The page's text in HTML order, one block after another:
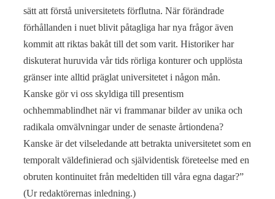
sätt att förstå universitetets förflutna. När förändrade
förhållanden i nuet blivit påtagliga har nya frågor även
kommit att riktas bakåt till det som varit. Historiker har
diskuterat huruvida vår tids rörliga konturer och upplösta
gränser inte alltid präglat universitetet i någon mån.
Kanske gör vi oss skyldiga till presentism
ochhemmablindhet när vi frammanar bilder av unika och
radikala omvälvningar under de senaste årtiondena?
Kanske är det vilseledande att betrakta universitetet som en
temporalt väldefinierad och självidentisk företeelse med en
obruten kontinuitet från medeltiden till våra egna dagar?”
(Ur redaktörernas inledning.)